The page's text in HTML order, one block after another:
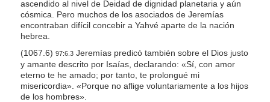
ascendido al nivel de Deidad de dignidad planetaria y aún
cósmica. Pero muchos de los asociados de Jeremías
encontraban difícil concebir a Yahvé aparte de la nación
hebrea.
(1067.6) 97:6.3Jeremías predicó también sobre el Dios justo
y amante descrito por Isaías, declarando: «Sí, con amor
eterno te he amado; por tanto, te prolongué mi
misericordia». «Porque no aflige voluntariamente a los hijos
de los hombres».